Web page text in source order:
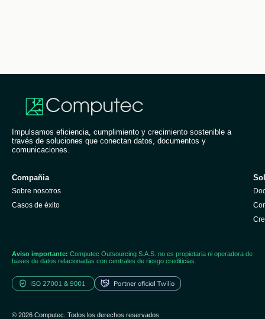
Impulsamos eficiencia, cumplimiento y crecimiento sostenible a
través de soluciones que conectan datos, documentos y
comunicaciones.
Compañia
Sobre nosotros
Casos de éxito
Aviso importante: Computec Outsourcing S.A.S. no es propietaria ni operadora de
bases de datos relacionadas con centrales de riesgo crediticias.
© 2026 Computec. Todos los derechos reservados